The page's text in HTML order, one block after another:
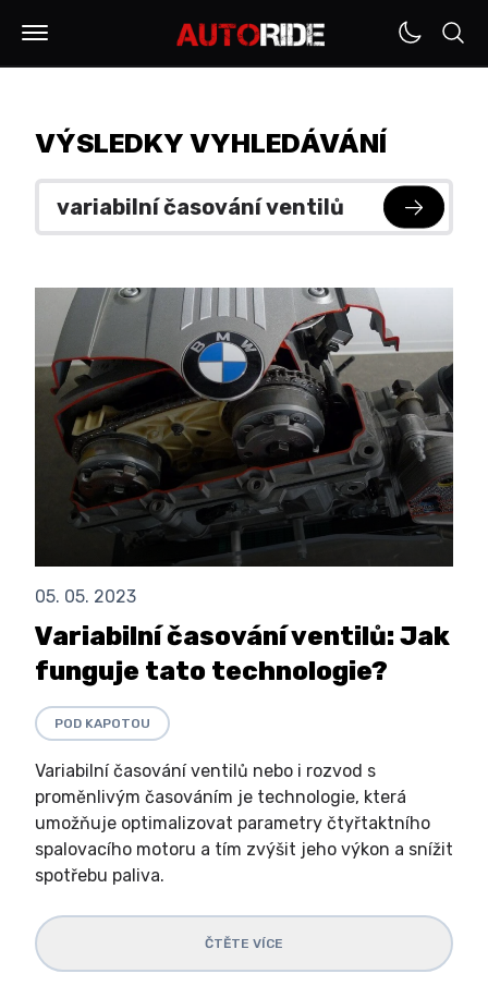
VÝSLEDKY VYHLEDÁVÁNÍ
05. 05. 2023
Variabilní časování ventilů: Jak
funguje tato technologie?
POD KAPOTOU
Variabilní časování ventilů nebo i rozvod s
proměnlivým časováním je technologie, která
umožňuje optimalizovat parametry čtyřtaktního
spalovacího motoru a tím zvýšit jeho výkon a snížit
spotřebu paliva.
ČTĚTE VÍCE